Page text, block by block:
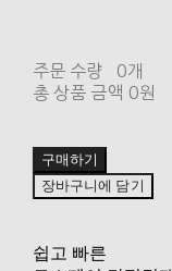
주문 수량
0개
총 상품 금액 0원
구매하기
장바구니에 담기
쉽고 빠른